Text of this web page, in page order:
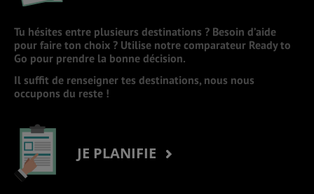
Tu hésites entre plusieurs destinations ? Besoin d’aide
pour faire ton choix ? Utilise notre comparateur Ready to
Go pour prendre la bonne décision.
Il suffit de renseigner tes destinations, nous nous
occupons du reste !
JE PLANIFIE